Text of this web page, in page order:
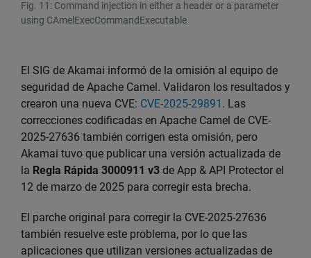
Fig. 11: Command injection in either a header or a parameter
using CAmelExecCommandExecutable
El SIG de Akamai informó de la omisión al equipo de
seguridad de Apache Camel. Validaron los resultados y
crearon una nueva CVE: CVE-2025-29891 . Las
correcciones codificadas en Apache Camel de CVE-
2025-27636 también corrigen esta omisión, pero
Akamai tuvo que publicar una versión actualizada de
la Regla Rápida 3000911 v3 de App & API Protector el
12 de marzo de 2025 para corregir esta brecha.
El parche original para corregir la CVE-2025-27636
también resuelve este problema, por lo que las
aplicaciones que utilizan versiones actualizadas de